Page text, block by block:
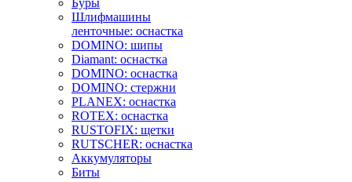
Буры
Шлифмашины
ленточные: оснастка
DOMINO: шипы
Diamant: оснастка
DOMINO: оснастка
DOMINO: стержни
PLANEX: оснастка
ROTEX: оснастка
RUSTOFIX: щетки
RUTSCHER: оснастка
Аккумуляторы
Биты